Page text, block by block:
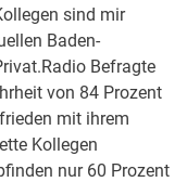
sind mir
Baden-
Befragte
von 84 Prozent
mit ihrem
Kollegen
nur 60 Prozent